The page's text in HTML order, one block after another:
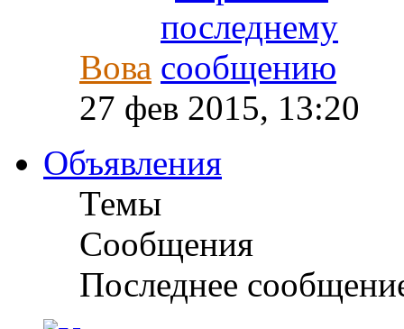
Вова
27 фев 2015, 13:20
Объявления
Темы
Сообщения
Последнее